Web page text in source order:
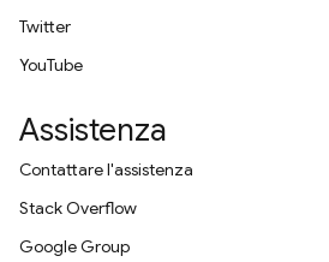
Twitter
YouTube
Assistenza
Contattare l'assistenza
Stack Overflow
Google Group